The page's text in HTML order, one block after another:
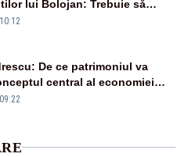
lui Bolojan: Trebuie să
natura, dar nu șținem omaneii
De ce patrimoniul va
central al economiei